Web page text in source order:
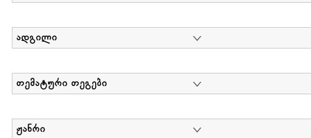
ადგილი
თემატური თეგები
ჟანრი